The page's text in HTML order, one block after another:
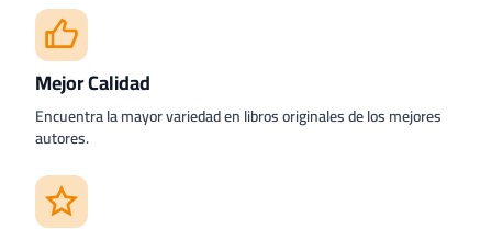
Mejor Calidad
Encuentra la mayor variedad en libros originales de los mejores
autores.